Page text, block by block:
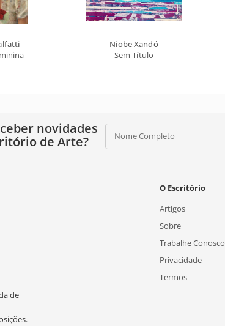
Niobe Xandó
Sem Título
novidades
de Arte?
Nome Completo
de
O Escritório
Artigos
Sobre
Trabalhe Conosco
Privacidade
Termos